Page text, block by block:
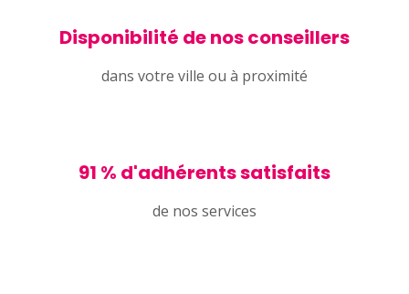
Disponibilité de nos conseillers
dans votre ville ou à proximité
91 % d'adhérents satisfaits
de nos services